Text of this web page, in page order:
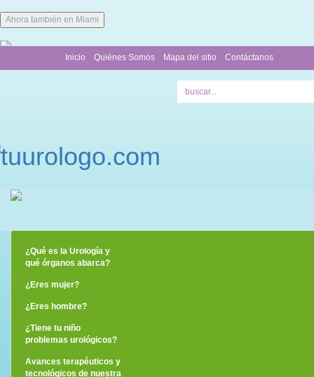
Ahora también en Miami
Contáctanos
Mapa del sitio
Quiénes Somos
Inicio
¿Qué es la Urología y
qué órganos abarca?
¿Eres mujer?
¿Eres hombre?
¿Tiene tu niño
problemas urológicos?
Avances terapéuticos y
tecnológicos de nuestra